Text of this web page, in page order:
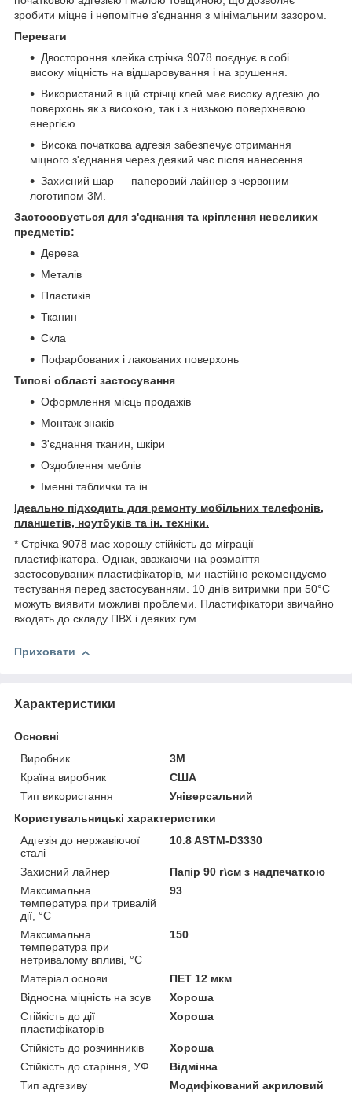
зробити міцне і непомітне з'єднання з мінімальним зазором.
Переваги
Двостороння клейка стрічка 9078 поєднує в собі
високу міцність на відшаровування і на зрушення.
Використаний в цій стрічці клей має високу адгезію до
поверхонь як з високою, так і з низькою поверхневою
енергією.
Висока початкова адгезія забезпечує отримання
міцного з'єднання через деякий час після нанесення.
Захисний шар ― паперовий лайнер з червоним
логотипом 3M.
Застосовується для з'єднання та кріплення невеликих
предметів:
Дерева
Металів
Пластиків
Тканин
Скла
Пофарбованих і лакованих поверхонь
Типові області застосування
Оформлення місць продажів
Монтаж знаків
З'єднання тканин, шкіри
Оздоблення меблів
Іменні таблички та ін
Ідеально підходить для ремонту мобільних телефонів,
планшетів, ноутбуків та ін. техніки.
* Стрічка 9078 має хорошу стійкість до міграції
пластифікатора. Однак, зважаючи на розмаїття
застосовуваних пластифікаторів, ми настійно рекомендуємо
тестування перед застосуванням. 10 днів витримки при 50°С
можуть виявити можливі проблеми. Пластифікатори звичайно
входять до складу ПВХ і деяких гум.
Приховати
Характеристики
Основні
Виробник
3М
Країна виробник
США
Тип використання
Універсальний
Користувальницькі характеристики
Адгезія до нержавіючої
сталі
10.8 ASTM-D3330
Захисний лайнер
Папір 90 г\см з надпечаткою
Максимальна
температура при тривалій
дії, °C
93
Максимальна
температура при
нетривалому впливі, °C
150
Матеріал основи
ПЕТ 12 мкм
Відносна міцність на зсув
Хороша
Стійкість до дії
пластифікаторів
Хороша
Стійкість до розчинників
Хороша
Стійкість до старіння, УФ
Відмінна
Тип адгезиву
Модифікований акриловий